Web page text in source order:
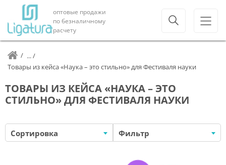
оптовые продажи
по безналичному
расчету
Товары из кейса «Наука – это стильно» для Фестиваля науки
ТОВАРЫ ИЗ КЕЙСА «НАУКА – ЭТО
СТИЛЬНО» ДЛЯ ФЕСТИВАЛЯ НАУКИ
Сортировка Фильтр